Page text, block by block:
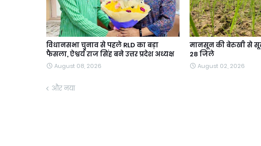
विधानसभा चुनाव से पहले RLD का बड़ा
फैसला, ऐश्वर्य राज सिंह बने उत्तर प्रदेश अध्यक्ष
August 08, 2026
मानसून की बेरुखी से
28 जिले
August 02, 2026
और नया